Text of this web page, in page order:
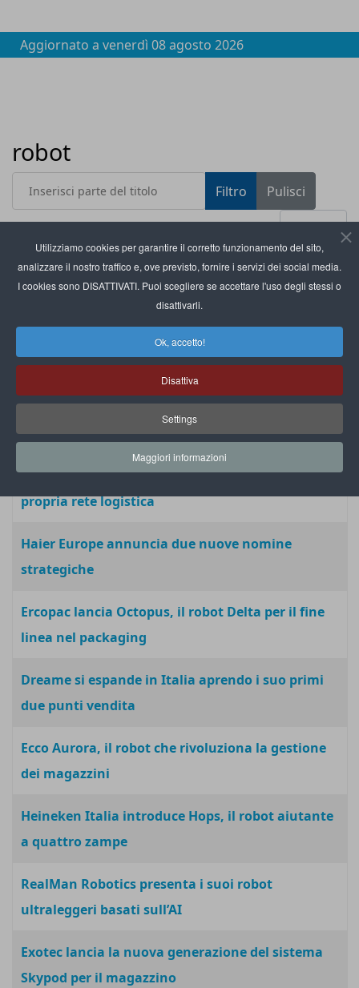
Utilizziamo cookies per garantire il corretto funzionamento del sito,
analizzare il nostro traffico e, ove previsto, fornire i servizi dei social media.
I cookies sono DISATTIVATI. Puoi scegliere se accettare l'uso degli stessi o
disattivarli.
Ok, accetto!
Disattiva
Settings
Maggiori informazioni
Aggiornato a venerdì 08 agosto 2026
robot
Inserisci parte del titolo Filtro
Pulisci
Visualizza #
Titolo
Neoma Business School: robot più discreti per un
Syskoplan Reply: assistenti digitali per i team di
vendita di Vorwerk
Exotec: automazione “su misura” per sette siti
logistici di Decathlon
Zalando: 50 robot Nomagic guidati dall’AI nella
propria rete logistica
Haier Europe annuncia due nuove nomine
strategiche
Ercopac lancia Octopus, il robot Delta per il fine
linea nel packaging
Dreame si espande in Italia aprendo i suo primi
due punti vendita
Ecco Aurora, il robot che rivoluziona la gestione
dei magazzini
Heineken Italia introduce Hops, il robot aiutante
a quattro zampe
RealMan Robotics presenta i suoi robot
ultraleggeri basati sull’AI
Exotec lancia la nuova generazione del sistema
Skypod per il magazzino